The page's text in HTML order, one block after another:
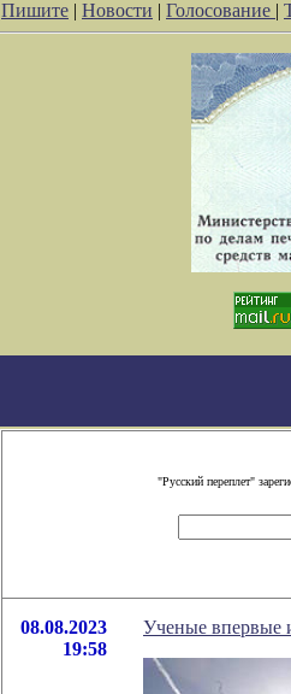
Пишите | Новости | Голосование |
"Русский переплет"
08.08.2023
19:58
Ученые впервые